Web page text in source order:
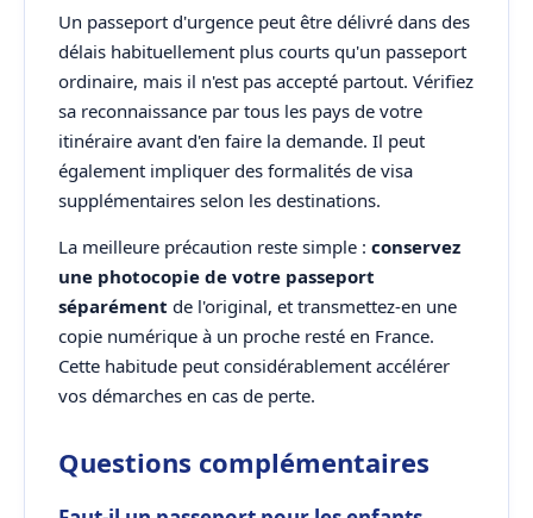
Un passeport d'urgence peut être délivré dans des
délais habituellement plus courts qu'un passeport
ordinaire, mais il n'est pas accepté partout. Vérifiez
sa reconnaissance par tous les pays de votre
itinéraire avant d'en faire la demande. Il peut
également impliquer des formalités de visa
supplémentaires selon les destinations.
La meilleure précaution reste simple : conservez
une photocopie de votre passeport
séparément de l'original, et transmettez-en une
copie numérique à un proche resté en France.
Cette habitude peut considérablement accélérer
vos démarches en cas de perte.
Questions complémentaires